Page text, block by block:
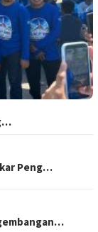
Peng…